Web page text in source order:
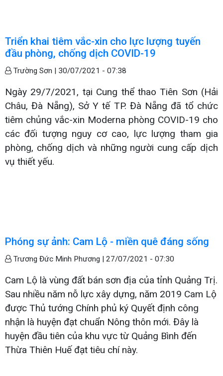
Triển khai tiêm vắc-xin cho lực lượng tuyến
đầu phòng, chống dịch COVID-19
Trường Sơn | 30/07/2021 - 07:38
Ngày 29/7/2021, tại Cung thể thao Tiên Sơn (Hải
Châu, Đà Nẵng), Sở Y tế TP. Đà Nẵng đã tổ chức
tiêm chủng vắc-xin Moderna phòng COVID-19 cho
các đối tượng nguy cơ cao, lực lượng tham gia
phòng, chống dịch và những người cung cấp dịch
vụ thiết yếu.
Phóng sự ảnh: Cam Lộ - miền quê đáng sống
Trương Đức Minh Phương | 27/07/2021 - 07:30
Cam Lộ là vùng đất bán sơn địa của tỉnh Quảng Trị.
Sau nhiều năm nỗ lực xây dựng, năm 2019 Cam Lộ
được Thủ tướng Chính phủ ký Quyết định công
nhận là huyện đạt chuẩn Nông thôn mới. Đây là
huyện đầu tiên của khu vực từ Quảng Bình đến
Thừa Thiên Huế đạt tiêu chí này.